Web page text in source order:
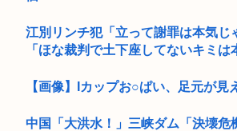
江別リンチ犯「立って謝罪は本気じ
「ほな裁判で土下座してないキミは
【画像】Iカップお○ぱい、足元が見
中国「大洪水！」三峡ダム「決壊危